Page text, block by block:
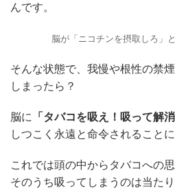
んです。
脳が「ニコチンを摂取しろ」
そんな状態で、我慢や根性の禁
しまったら？
脳に 「タバコを吸え！吸って解消
しつこく永遠と命令されることに
これでは頭の中からタバコへの思
そのうち吸ってしまうのは当たり